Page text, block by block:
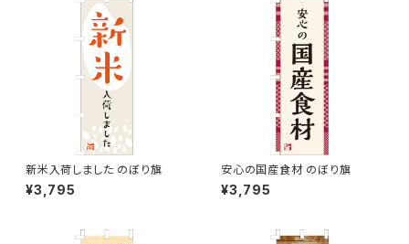
新米入荷しました のぼり旗
¥3,795
安心の国産食材 のぼり旗
¥3,795